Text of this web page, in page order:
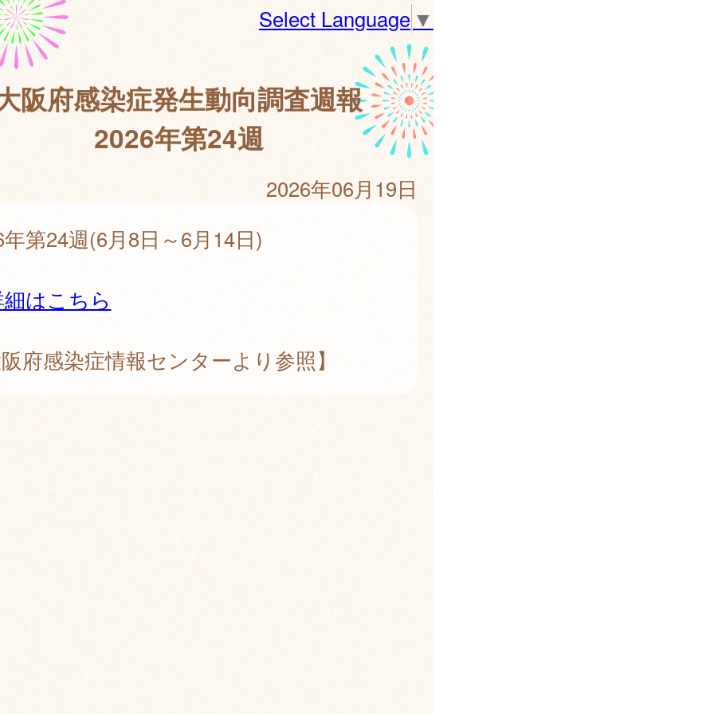
Select Language ▼
阪府感染症発生動向調査週報
2026年第24週
2026年06月19日
第24週(6月8日～6月14日)
はこちら
府感染症情報センターより参照】